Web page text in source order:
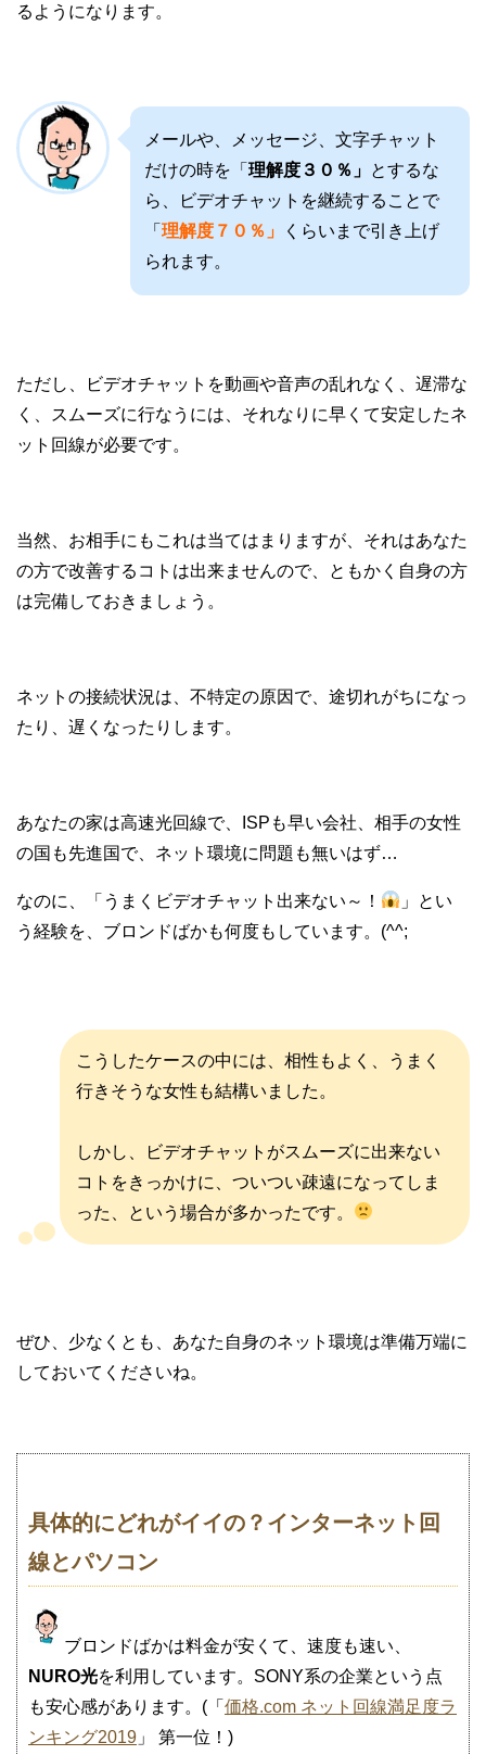
るようになります。
メールや、メッセージ、文字チャット
だけの時を「 理解度３０％」 とするな
ら、ビデオチャットを継続することで
「 理解度７０％」
くらいまで引き上げ
られます。
ただし、ビデオチャットを動画や音声の乱れなく、遅滞な
く、スムーズに行なうには、それなりに早くて安定したネ
ット回線が必要です。
当然、お相手にもこれは当てはまりますが、それはあなた
の方で改善するコトは出来ませんので、ともかく自身の方
は完備しておきましょう。
ネットの接続状況は、不特定の原因で、途切れがちになっ
たり、遅くなったりします。
あなたの家は高速光回線で、ISPも早い会社、相手の女性
の国も先進国で、ネット環境に問題も無いはず…
なのに、「うまくビデオチャット出来ない～！
」とい
う経験を、ブロンドばかも何度もしています。(^^;
こうしたケースの中には、相性もよく、うまく
行きそうな女性も結構いました。
しかし、ビデオチャットがスムーズに出来ない
コトをきっかけに、ついつい疎遠になってしま
った、という場合が多かったです。
ぜひ、少なくとも、あなた自身のネット環境は準備万端に
しておいてくださいね。
具体的にどれがイイの？インターネット回
線とパソコン
ブロンドばかは料金が安くて、速度も速い、
NURO光を利用しています。SONY系の企業という点
も安心感があります。(「 価格.com ネット回線満足度ラ
ンキング2019 」 第一位！)